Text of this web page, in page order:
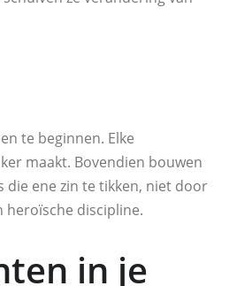
te beginnen. Elke
maakt. Bovendien bouwen
ene zin te tikken, niet door
discipline.
in je